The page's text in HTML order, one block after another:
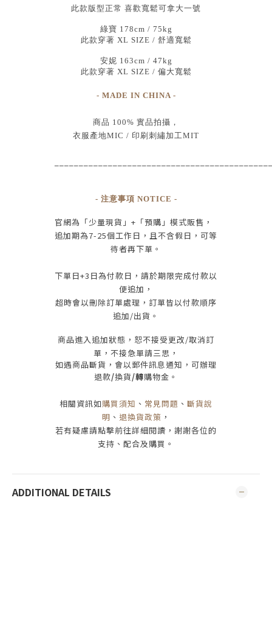
此款版型正常 喜歡寬鬆可拿大一號
綠寶 178cm / 75kg
此款穿著 XL SIZE / 舒適寬鬆
安妮 163cm / 47kg
此款穿著 XL SIZE / 偏大寬鬆
- MADE IN CHINA -
商品 100% 實品拍攝 ，
衣服產地MIC / 印刷刺繡加工MIT
- 注意事項 NOTICE -
官網為 「少量現貨」+ 「預購」模式販售，
追加期為7-25個工作日 ，且不含假日 ， 可等
待者再下單 。
下單日+3 日為付款日，請於期限完成付款以
便追加，
超時會以刪除訂單處理，訂單皆以付款順序
追加/出貨 。
商品進入追加狀態，恕不接受更改/取消訂
單， 不接急單請三思 ，
如遇商品斷貨，會以郵件訊息通知，可辦理
退款/換貨/轉購物金。
相關資訊如購買須知 、 常見問題 、 斷貨說
明 、 退換貨政策 ，
若有疑慮請點擊前往詳細閱讀，謝謝各位的
支持、配合及購買 。
ADDITIONAL DETAILS